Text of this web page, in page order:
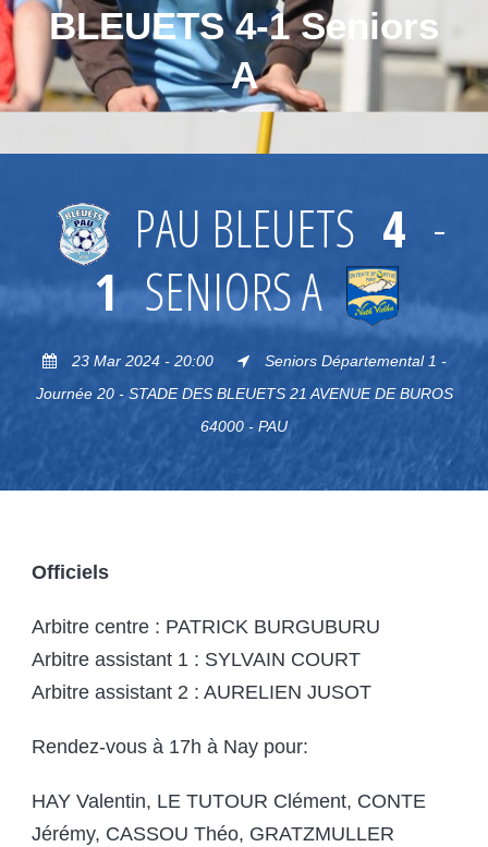
BLEUETS 4-1 Seniors
A
PAU BLEUETS 4 -
1 SENIORS A
23 Mar 2024 - 20:00
Seniors Départemental 1 -
Journée 20 - STADE DES BLEUETS 21 AVENUE DE BUROS
64000 - PAU
Officiels
Arbitre centre : PATRICK BURGUBURU
Arbitre assistant 1 : SYLVAIN COURT
Arbitre assistant 2 : AURELIEN JUSOT
Rendez-vous à 17h à Nay pour:
HAY Valentin, LE TUTOUR Clément, CONTE
Jérémy, CASSOU Théo, GRATZMULLER